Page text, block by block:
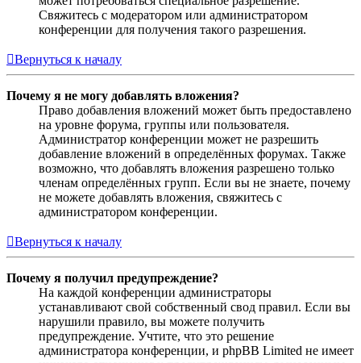
Свяжитесь с модератором или администратором
конференции для получения такого разрешения.
Вернуться к началу
Почему я не могу добавлять вложения?
Право добавления вложений может быть предоставлено
на уровне форума, группы или пользователя.
Администратор конференции может не разрешить
добавление вложений в определённых форумах. Также
возможно, что добавлять вложения разрешено только
членам определённых групп. Если вы не знаете, почему
не можете добавлять вложения, свяжитесь с
администратором конференции.
Вернуться к началу
Почему я получил предупреждение?
На каждой конференции администраторы
устанавливают свой собственный свод правил. Если вы
нарушили правило, вы можете получить
предупреждение. Учтите, что это решение
администратора конференции, и phpBB Limited не имеет